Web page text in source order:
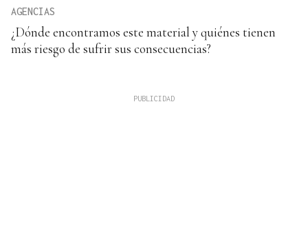
AGENCIAS
¿Dónde encontramos este material y quiénes tienen
más riesgo de sufrir sus consecuencias?